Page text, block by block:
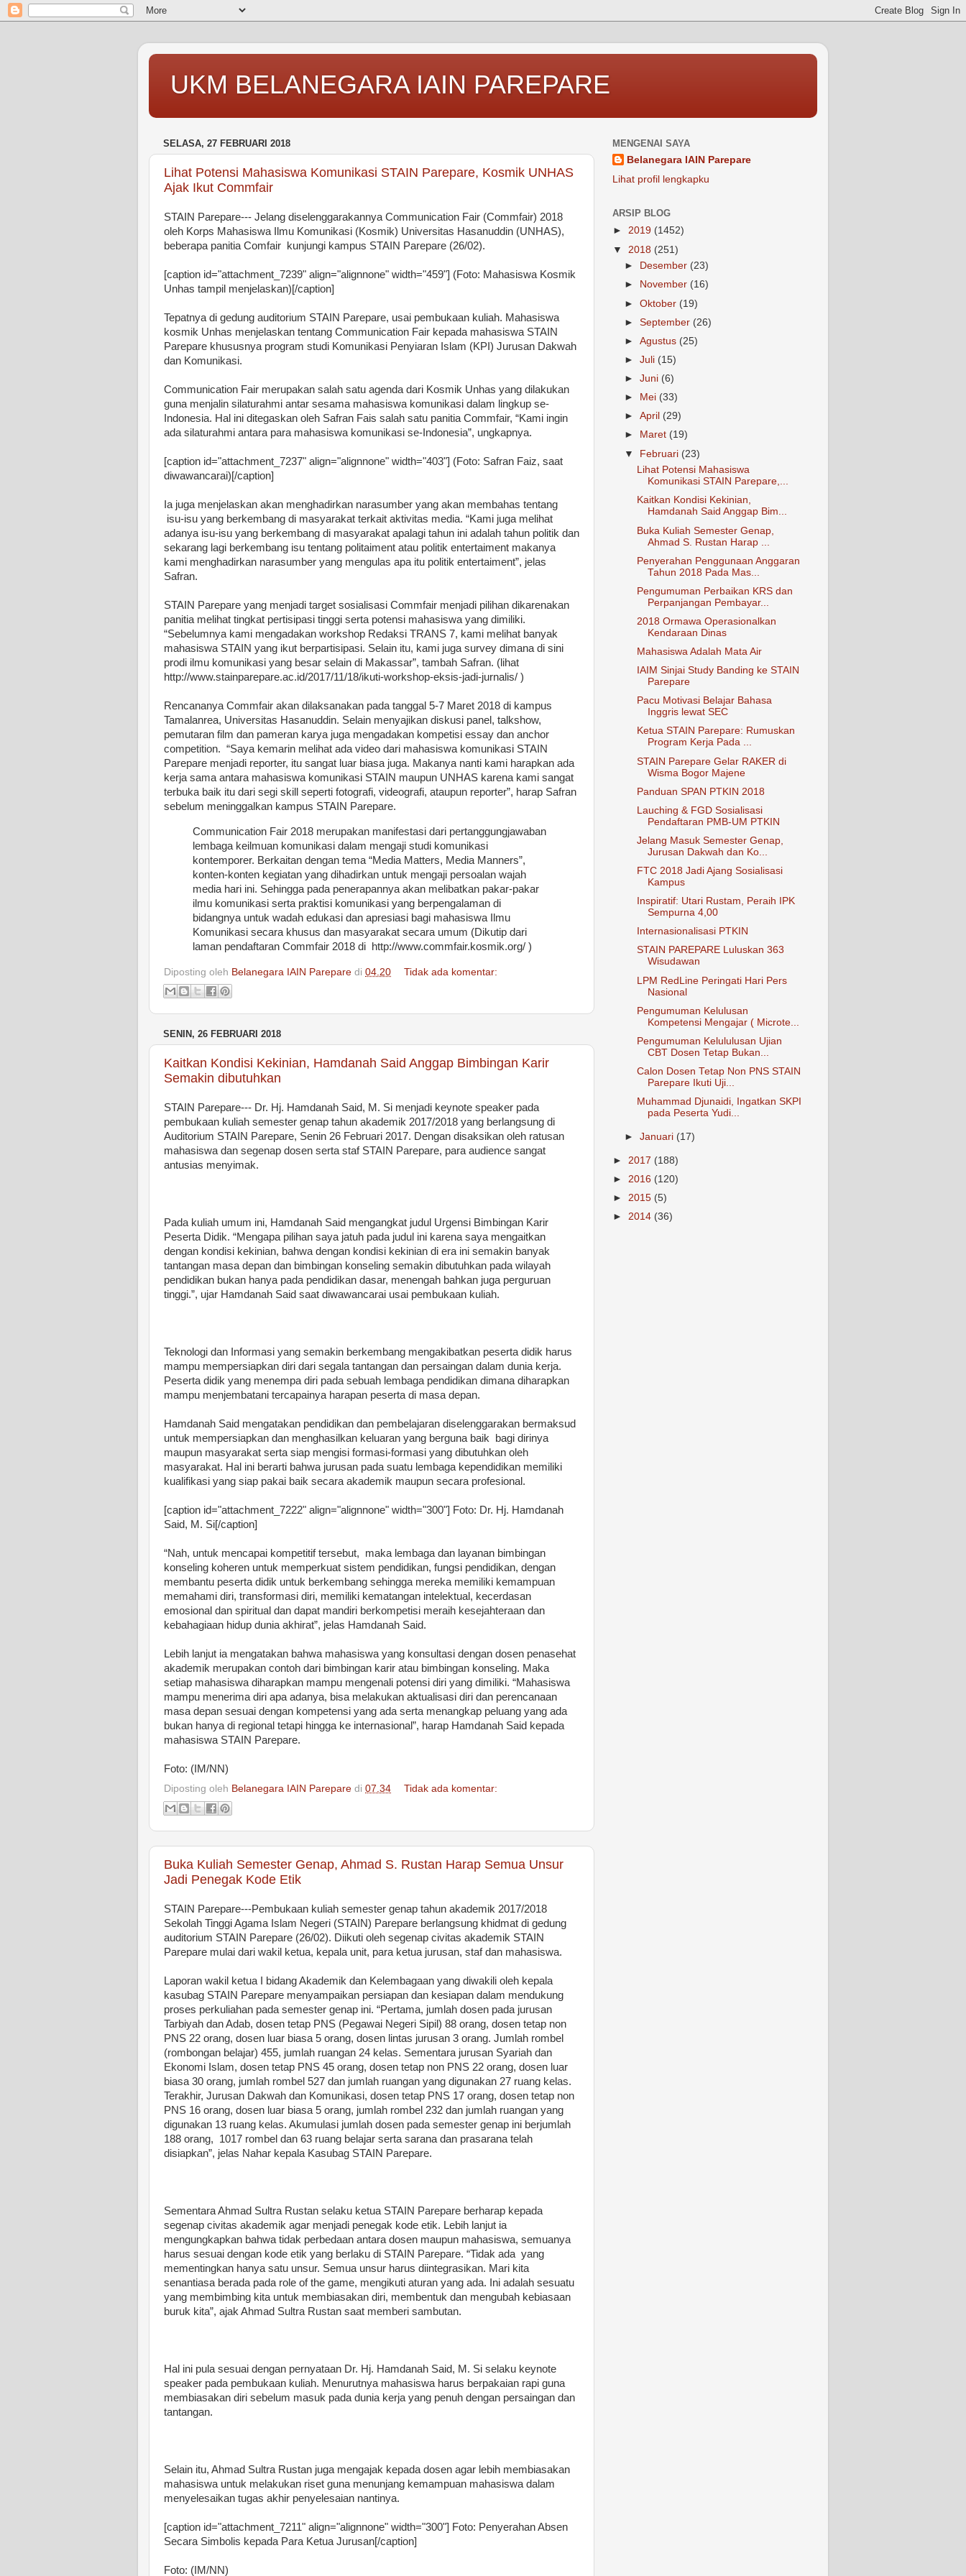
UKM BELANEGARA IAIN PAREPARE
SELASA, 27 FEBRUARI 2018
Lihat Potensi Mahasiswa Komunikasi STAIN Parepare, Kosmik UNHAS
Ajak Ikut Commfair
STAIN Parepare--- Jelang diselenggarakannya Communication Fair (Commfair) 2018
oleh Korps Mahasiswa Ilmu Komunikasi (Kosmik) Universitas Hasanuddin (UNHAS),
beberapa panitia Comfair kunjungi kampus STAIN Parepare (26/02).
[caption id="attachment_7239" align="alignnone" width="459"] (Foto: Mahasiswa Kosmik
Unhas tampil menjelaskan)[/caption]
Tepatnya di gedung auditorium STAIN Parepare, usai pembukaan kuliah. Mahasiswa
kosmik Unhas menjelaskan tentang Communication Fair kepada mahasiswa STAIN
Parepare khususnya program studi Komunikasi Penyiaran Islam (KPI) Jurusan Dakwah
dan Komunikasi.
Communication Fair merupakan salah satu agenda dari Kosmik Unhas yang dilakukan
guna menjalin silaturahmi antar sesama mahasiswa komunikasi dalam lingkup se-
Indonesia. Hal ini ditegaskan oleh Safran Fais salah satu panitia Commfair, “Kami ingin
ada silaturahmi antara para mahasiswa komunikasi se-Indonesia”, ungkapnya.
[caption id="attachment_7237" align="alignnone" width="403"] (Foto: Safran Faiz, saat
diwawancarai)[/caption]
Ia juga menjelaskan akan menghadirkan narasumber yang akan membahas tentang
isu-isu yang berkembang di masyarakat terkait aktivitas media. “Kami juga melihat
adanya isu-isu yang berkembang di masyarakat apalagi tahun ini adalah tahun politik dan
sekarang lagi berkembang isu tentang politaiment atau politik entertaiment makanya
kami menghadirkan narasumber yang mengulas apa itu politik entertaiment”, jelas
Safran.
STAIN Parepare yang menjadi target sosialisasi Commfair menjadi pilihan dikarenakan
panitia melihat tingkat pertisipasi tinggi serta potensi mahasiswa yang dimiliki.
“Sebelumnya kami mengadakan workshop Redaksi TRANS 7, kami melihat banyak
mahasiswa STAIN yang ikut berpartisipasi. Selain itu, kami juga survey dimana di sini
prodi ilmu komunikasi yang besar selain di Makassar”, tambah Safran. (lihat
http://www.stainparepare.ac.id/2017/11/18/ikuti-workshop-eksis-jadi-jurnalis/ )
Rencananya Commfair akan dilaksanakan pada tanggal 5-7 Maret 2018 di kampus
Tamalanrea, Universitas Hasanuddin. Selain menyajikan diskusi panel, talkshow,
pemutaran film dan pameran karya juga mengadakan kompetisi essay dan anchor
competition. “Saya kemarin melihat ada video dari mahasiswa komunikasi STAIN
Parepare menjadi reporter, itu sangat luar biasa juga. Makanya nanti kami harapkan ada
kerja sama antara mahasiswa komunikasi STAIN maupun UNHAS karena kami sangat
terbuka baik itu dari segi skill seperti fotografi, videografi, ataupun reporter”, harap Safran
sebelum meninggalkan kampus STAIN Parepare.
Communication Fair 2018 merupakan manifestasi dari pertanggungjawaban
lembaga keilmuan komunikasi dalam mengaji studi komunikasi
kontemporer. Berkaitan dengan tema “Media Matters, Media Manners”,
konten-konten kegiatan yang dihadirkan untuk mengaji persoalan wajah
media hari ini. Sehingga pada penerapannya akan melibatkan pakar-pakar
ilmu komunikasi serta praktisi komunikasi yang berpengalaman di
bidangnya untuk wadah edukasi dan apresiasi bagi mahasiswa Ilmu
Komunikasi secara khusus dan masyarakat secara umum (Dikutip dari
laman pendaftaran Commfair 2018 di http://www.commfair.kosmik.org/ )
Diposting oleh Belanegara IAIN Parepare di 04.20 Tidak ada komentar:
SENIN, 26 FEBRUARI 2018
Kaitkan Kondisi Kekinian, Hamdanah Said Anggap Bimbingan Karir
Semakin dibutuhkan
STAIN Parepare--- Dr. Hj. Hamdanah Said, M. Si menjadi keynote speaker pada
pembukaan kuliah semester genap tahun akademik 2017/2018 yang berlangsung di
Auditorium STAIN Parepare, Senin 26 Februari 2017. Dengan disaksikan oleh ratusan
mahasiswa dan segenap dosen serta staf STAIN Parepare, para audience sangat
antusias menyimak.
Pada kuliah umum ini, Hamdanah Said mengangkat judul Urgensi Bimbingan Karir
Peserta Didik. “Mengapa pilihan saya jatuh pada judul ini karena saya mengaitkan
dengan kondisi kekinian, bahwa dengan kondisi kekinian di era ini semakin banyak
tantangan masa depan dan bimbingan konseling semakin dibutuhkan pada wilayah
pendidikan bukan hanya pada pendidikan dasar, menengah bahkan juga perguruan
tinggi.”, ujar Hamdanah Said saat diwawancarai usai pembukaan kuliah.
Teknologi dan Informasi yang semakin berkembang mengakibatkan peserta didik harus
mampu mempersiapkan diri dari segala tantangan dan persaingan dalam dunia kerja.
Peserta didik yang menempa diri pada sebuah lembaga pendidikan dimana diharapkan
mampu menjembatani tercapainya harapan peserta di masa depan.
Hamdanah Said mengatakan pendidikan dan pembelajaran diselenggarakan bermaksud
untuk mempersiapkan dan menghasilkan keluaran yang berguna baik bagi dirinya
maupun masyarakat serta siap mengisi formasi-formasi yang dibutuhkan oleh
masyarakat. Hal ini berarti bahwa jurusan pada suatu lembaga kependidikan memiliki
kualifikasi yang siap pakai baik secara akademik maupun secara profesional.
[caption id="attachment_7222" align="alignnone" width="300"] Foto: Dr. Hj. Hamdanah
Said, M. Si[/caption]
“Nah, untuk mencapai kompetitif tersebut, maka lembaga dan layanan bimbingan
konseling koheren untuk memperkuat sistem pendidikan, fungsi pendidikan, dengan
membantu peserta didik untuk berkembang sehingga mereka memiliki kemampuan
memahami diri, transformasi diri, memiliki kematangan intelektual, kecerdasan
emosional dan spiritual dan dapat mandiri berkompetisi meraih kesejahteraan dan
kebahagiaan hidup dunia akhirat”, jelas Hamdanah Said.
Lebih lanjut ia mengatakan bahwa mahasiswa yang konsultasi dengan dosen penasehat
akademik merupakan contoh dari bimbingan karir atau bimbingan konseling. Maka
setiap mahasiswa diharapkan mampu mengenali potensi diri yang dimiliki. “Mahasiswa
mampu menerima diri apa adanya, bisa melakukan aktualisasi diri dan perencanaan
masa depan sesuai dengan kompetensi yang ada serta menangkap peluang yang ada
bukan hanya di regional tetapi hingga ke internasional”, harap Hamdanah Said kepada
mahasiswa STAIN Parepare.
Foto: (IM/NN)
Diposting oleh Belanegara IAIN Parepare di 07.34 Tidak ada komentar:
Buka Kuliah Semester Genap, Ahmad S. Rustan Harap Semua Unsur
Jadi Penegak Kode Etik
STAIN Parepare---Pembukaan kuliah semester genap tahun akademik 2017/2018
Sekolah Tinggi Agama Islam Negeri (STAIN) Parepare berlangsung khidmat di gedung
auditorium STAIN Parepare (26/02). Diikuti oleh segenap civitas akademik STAIN
Parepare mulai dari wakil ketua, kepala unit, para ketua jurusan, staf dan mahasiswa.
Laporan wakil ketua I bidang Akademik dan Kelembagaan yang diwakili oleh kepala
kasubag STAIN Parepare menyampaikan persiapan dan kesiapan dalam mendukung
proses perkuliahan pada semester genap ini. “Pertama, jumlah dosen pada jurusan
Tarbiyah dan Adab, dosen tetap PNS (Pegawai Negeri Sipil) 88 orang, dosen tetap non
PNS 22 orang, dosen luar biasa 5 orang, dosen lintas jurusan 3 orang. Jumlah rombel
(rombongan belajar) 455, jumlah ruangan 24 kelas. Sementara jurusan Syariah dan
Ekonomi Islam, dosen tetap PNS 45 orang, dosen tetap non PNS 22 orang, dosen luar
biasa 30 orang, jumlah rombel 527 dan jumlah ruangan yang digunakan 27 ruang kelas.
Terakhir, Jurusan Dakwah dan Komunikasi, dosen tetap PNS 17 orang, dosen tetap non
PNS 16 orang, dosen luar biasa 5 orang, jumlah rombel 232 dan jumlah ruangan yang
digunakan 13 ruang kelas. Akumulasi jumlah dosen pada semester genap ini berjumlah
188 orang, 1017 rombel dan 63 ruang belajar serta sarana dan prasarana telah
disiapkan”, jelas Nahar kepala Kasubag STAIN Parepare.
Sementara Ahmad Sultra Rustan selaku ketua STAIN Parepare berharap kepada
segenap civitas akademik agar menjadi penegak kode etik. Lebih lanjut ia
mengungkapkan bahwa tidak perbedaan antara dosen maupun mahasiswa, semuanya
harus sesuai dengan kode etik yang berlaku di STAIN Parepare. “Tidak ada yang
mementingkan hanya satu unsur. Semua unsur harus diintegrasikan. Mari kita
senantiasa berada pada role of the game, mengikuti aturan yang ada. Ini adalah sesuatu
yang membimbing kita untuk membiasakan diri, membentuk dan mengubah kebiasaan
buruk kita”, ajak Ahmad Sultra Rustan saat memberi sambutan.
Hal ini pula sesuai dengan pernyataan Dr. Hj. Hamdanah Said, M. Si selaku keynote
speaker pada pembukaan kuliah. Menurutnya mahasiswa harus berpakaian rapi guna
membiasakan diri sebelum masuk pada dunia kerja yang penuh dengan persaingan dan
tantangan.
Selain itu, Ahmad Sultra Rustan juga mengajak kepada dosen agar lebih membiasakan
mahasiswa untuk melakukan riset guna menunjang kemampuan mahasiswa dalam
menyelesaikan tugas akhir penyelesaian nantinya.
[caption id="attachment_7211" align="alignnone" width="300"] Foto: Penyerahan Absen
Secara Simbolis kepada Para Ketua Jurusan[/caption]
Foto: (IM/NN)
MENGENAI SAYA
Belanegara IAIN Parepare
Lihat profil lengkapku
ARSIP BLOG
► 2019 (1452)
▼ 2018 (251)
►
Desember (23)
►
November (16)
►Oktober (19)
►September (26)
►Agustus (25)
►Juli (15)
►Juni (6)
►
Mei (33)
►April (29)
►
Maret (19)
▼ Februari (23)
Lihat Potensi Mahasiswa
Komunikasi STAIN Parepare,...
Kaitkan Kondisi Kekinian,
Hamdanah Said Anggap Bim...
Buka Kuliah Semester Genap,
Ahmad S. Rustan Harap ...
Penyerahan Penggunaan Anggaran
Tahun 2018 Pada Mas...
Pengumuman Perbaikan KRS dan
Perpanjangan Pembayar...
2018 Ormawa Operasionalkan
Kendaraan Dinas
Mahasiswa Adalah Mata Air
IAIM Sinjai Study Banding ke STAIN
Parepare
Pacu Motivasi Belajar Bahasa
Inggris lewat SEC
Ketua STAIN Parepare: Rumuskan
Program Kerja Pada ...
STAIN Parepare Gelar RAKER di
Wisma Bogor Majene
Panduan SPAN PTKIN 2018
Lauching & FGD Sosialisasi
Pendaftaran PMB-UM PTKIN
Jelang Masuk Semester Genap,
Jurusan Dakwah dan Ko...
FTC 2018 Jadi Ajang Sosialisasi
Kampus
Inspiratif: Utari Rustam, Peraih IPK
Sempurna 4,00
Internasionalisasi PTKIN
STAIN PAREPARE Luluskan 363
Wisudawan
LPM RedLine Peringati Hari Pers
Nasional
Pengumuman Kelulusan
Kompetensi Mengajar ( Microte...
Pengumuman Kelululusan Ujian
CBT Dosen Tetap Bukan...
Calon Dosen Tetap Non PNS STAIN
Parepare Ikuti Uji...
Muhammad Djunaidi, Ingatkan SKPI
pada Peserta Yudi...
►Januari (17)
► 2017 (188)
► 2016 (120)
► 2015 (5)
► 2014 (36)